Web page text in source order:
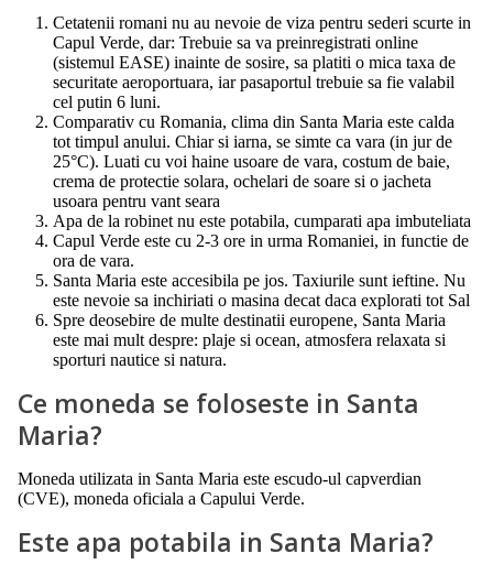
Cetatenii romani nu au nevoie de viza pentru sederi scurte in
Capul Verde, dar: Trebuie sa va preinregistrati online
(sistemul EASE) inainte de sosire, sa platiti o mica taxa de
securitate aeroportuara, iar pasaportul trebuie sa fie valabil
cel putin 6 luni.
Comparativ cu Romania, clima din Santa Maria este calda
tot timpul anului. Chiar si iarna, se simte ca vara (in jur de
25°C). Luati cu voi haine usoare de vara, costum de baie,
crema de protectie solara, ochelari de soare si o jacheta
usoara pentru vant seara
Apa de la robinet nu este potabila, cumparati apa imbuteliata
Capul Verde este cu 2-3 ore in urma Romaniei, in functie de
ora de vara.
Santa Maria este accesibila pe jos. Taxiurile sunt ieftine. Nu
este nevoie sa inchiriati o masina decat daca explorati tot Sal
Spre deosebire de multe destinatii europene, Santa Maria
este mai mult despre: plaje si ocean, atmosfera relaxata si
sporturi nautice si natura.
Ce moneda se foloseste in Santa
Maria?
Moneda utilizata in Santa Maria este escudo-ul capverdian
(CVE), moneda oficiala a Capului Verde.
Este apa potabila in Santa Maria?